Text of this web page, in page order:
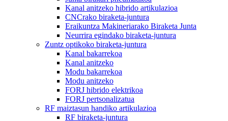
Kanal anitzeko hibrido artikulazioa
CNCrako biraketa-juntura
Eraikuntza Makineriarako Biraketa Junta
Neurrira egindako biraketa-juntura
Zuntz optikoko biraketa-juntura
Kanal bakarrekoa
Kanal anitzeko
Modu bakarrekoa
Modu anitzeko
FORJ hibrido elektrikoa
FORJ pertsonalizatua
RF maiztasun handiko artikulazioa
RF biraketa-juntura